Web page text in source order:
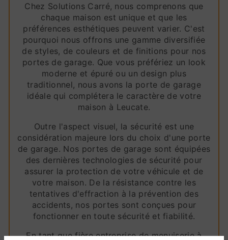
Chez Solutions Carré, nous comprenons que
chaque maison est unique et que les
préférences esthétiques peuvent varier. C'est
pourquoi nous offrons une gamme diversifiée
de styles, de couleurs et de finitions pour nos
portes de garage. Que vous préfériez un look
moderne et épuré ou un design plus
traditionnel, nous avons la porte de garage
idéale qui complétera le caractère de votre
maison à Leucate.
Outre l'aspect visuel, la sécurité est une
considération majeure lors du choix d'une porte
de garage. Nos portes de garage sont équipées
des dernières technologies de sécurité pour
assurer la protection de votre véhicule et de
votre maison. De la résistance contre les
tentatives d'effraction à la prévention des
accidents, nos portes sont conçues pour
fonctionner en toute sécurité et fiabilité.
En tant que fière entreprise de menuiserie à